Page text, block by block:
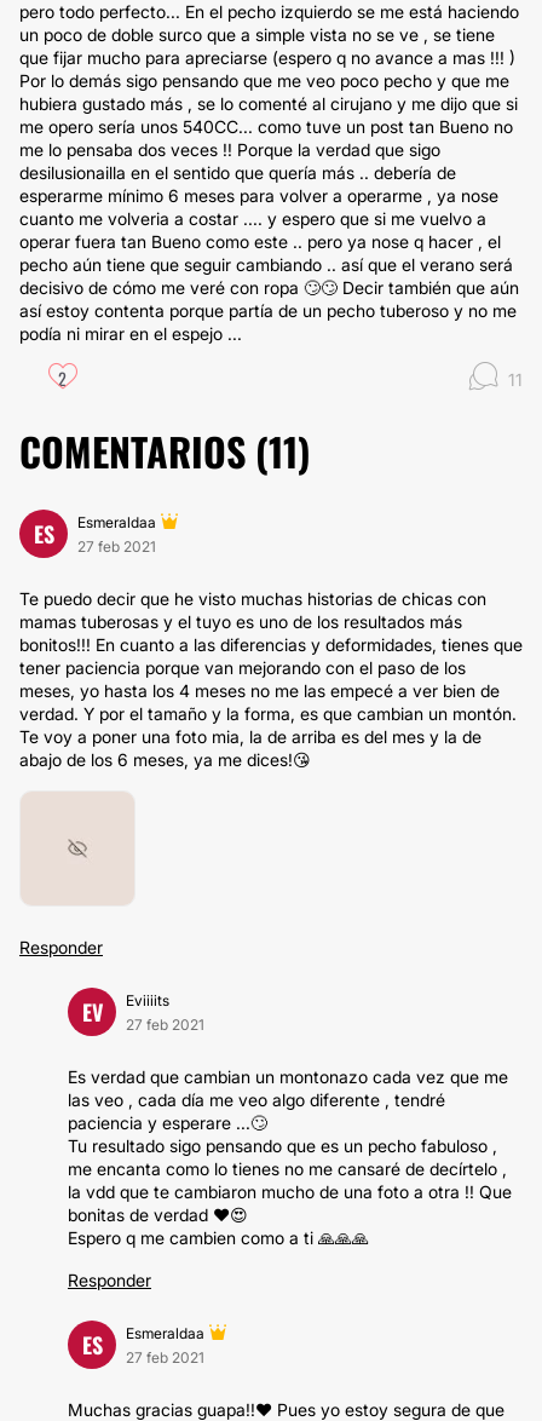
pero todo perfecto... En el pecho izquierdo se me está haciendo
un poco de doble surco que a simple vista no se ve , se tiene
que fijar mucho para apreciarse (espero q no avance a mas !!! )
Por lo demás sigo pensando que me veo poco pecho y que me
hubiera gustado más , se lo comenté al cirujano y me dijo que si
me opero sería unos 540CC... como tuve un post tan Bueno no
me lo pensaba dos veces !! Porque la verdad que sigo
desilusionailla en el sentido que quería más .. debería de
esperarme mínimo 6 meses para volver a operarme , ya nose
cuanto me volveria a costar .... y espero que si me vuelvo a
operar fuera tan Bueno como este .. pero ya nose q hacer , el
pecho aún tiene que seguir cambiando .. así que el verano será
decisivo de cómo me veré con ropa 🙄🙄 Decir también que aún
así estoy contenta porque partía de un pecho tuberoso y no me
podía ni mirar en el espejo ...
2 11
COMENTARIOS (11)
ES
Esmeraldaa
27 feb 2021
Te puedo decir que he visto muchas historias de chicas con
mamas tuberosas y el tuyo es uno de los resultados más
bonitos!!! En cuanto a las diferencias y deformidades, tienes que
tener paciencia porque van mejorando con el paso de los
meses, yo hasta los 4 meses no me las empecé a ver bien de
verdad. Y por el tamaño y la forma, es que cambian un montón.
Te voy a poner una foto mia, la de arriba es del mes y la de
abajo de los 6 meses, ya me dices!😘
Responder
EV
Eviiiits
27 feb 2021
Es verdad que cambian un montonazo cada vez que me
las veo , cada día me veo algo diferente , tendré
paciencia y esperare ...🙄
Tu resultado sigo pensando que es un pecho fabuloso ,
me encanta como lo tienes no me cansaré de decírtelo ,
la vdd que te cambiaron mucho de una foto a otra !! Que
bonitas de verdad ❤️😍
Espero q me cambien como a ti 🙏🙏🙏
Responder
ES
Esmeraldaa
27 feb 2021
Muchas gracias guapa!!❤ Pues yo estoy segura de que